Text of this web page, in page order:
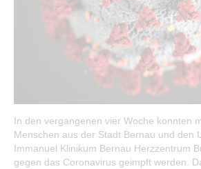
Öffentliche Auslegungen
Bürgerservice
Bürgerinformation
In den vergangenen vier Woche konnten
Menschen aus der Stadt Bernau und den
Immanuel Klinikum Bernau Herzzentrum
gegen das Coronavirus geimpft werden.